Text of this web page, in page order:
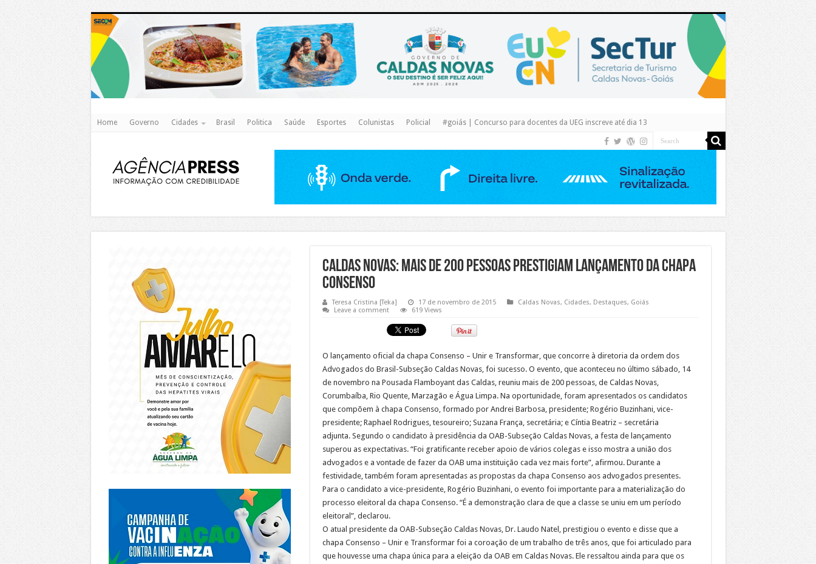
https://www.caldasnovas.go.gov.br/
Home Governo Cidades Brasil Politica Saúde Esportes Colunistas Policial #goiás | Concurso para docentes da UEG inscreve até dia 13
Caldas Novas: Mais de 200 pessoas prestigiam lançamento da chapa
Consenso
Teresa Cristina [Teka] 17 de novembro de 2015 Caldas Novas, Cidades, Destaques, Goiás
Leave a comment
619 Views
O lançamento oficial da chapa Consenso – Unir e Transformar, que concorre à diretoria da ordem dos
Advogados do Brasil-Subseção Caldas Novas, foi sucesso. O evento, que aconteceu no último sábado, 14
de novembro na Pousada Flamboyant das Caldas, reuniu mais de 200 pessoas, de Caldas Novas,
Corumbaíba, Rio Quente, Marzagão e Água Limpa. Na oportunidade, foram apresentados os candidatos
que compõem à chapa Consenso, formado por Andrei Barbosa, presidente; Rogério Buzinhani, vice-
presidente; Raphael Rodrigues, tesoureiro; Suzana França, secretária; e Cíntia Beatriz – secretária
adjunta. Segundo o candidato à presidência da OAB-Subseção Caldas Novas, a festa de lançamento
superou as expectativas. “Foi gratificante receber apoio de vários colegas e isso mostra a união dos
advogados e a vontade de fazer da OAB uma instituição cada vez mais forte”, afirmou. Durante a
festividade, também foram apresentadas as propostas da chapa Consenso aos advogados presentes.
Para o candidato a vice-presidente, Rogério Buzinhani, o evento foi importante para a materialização do
processo eleitoral da chapa Consenso. “É a demonstração clara de que a classe se uniu em um período
eleitoral”, declarou.
O atual presidente da OAB-Subseção Caldas Novas, Dr. Laudo Natel, prestigiou o evento e disse que a
chapa Consenso – Unir e Transformar foi a coroação de um trabalho de três anos, que foi articulado para
que houvesse uma chapa única para a eleição da OAB em Caldas Novas. Ele ressaltou ainda para que os
https://piracanjuba.go.gov.br/